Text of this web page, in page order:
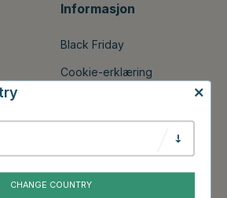
Informasjon
Black Friday
Cookie-erklæring
Kjøpsvilkår og betingelser
Om Equinest
Presse
Singles Day
CHANGE COUNTRY